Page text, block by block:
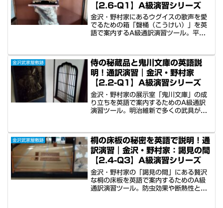
【2.6-Q1】A級演習シリーズ
金沢・野村家にあるウグイスの歌声を愛
でるための箱「聲桶（こうけい）」を英
語で案内するA級通訳演習ツール。平安
ませる「焼き鳥との矛盾」というユーモ
ア溢れる解説まで。現場で役立つ高度な
説明術を音声と共に学習できます。
金沢武家屋敷跡
侍の秘蔵品と鬼川文庫の英語説
明！通訳演習｜金沢・野村家
【2.2-Q1】A級演習シリーズ
金沢・野村家の展示室「鬼川文庫」の成
り立ちを英語で案内するためのA級通訳
演習ツール。明治維新で多くの武具が散
ならではの視点と、下級武士の境遇を重
ねたユニークな解説術を英語音声と共に
学べます。
金沢武家屋敷跡
桐の床板の秘密を英語で説明！通
訳演習｜金沢・野村家：謁見の間
【2.4-Q3】A級演習シリーズ
金沢・野村家の「謁見の間」にある贅沢
な桐の床板を英語で案内するためのA級
通訳演習ツール。防虫効果や断熱性とい